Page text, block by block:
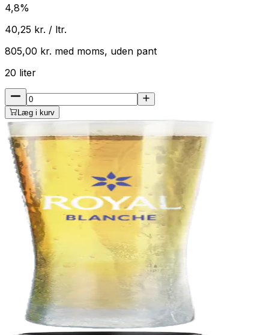
4,8%
40,25 kr. / ltr.
805,00 kr. med moms, uden pant
20 liter
Læg i kurv